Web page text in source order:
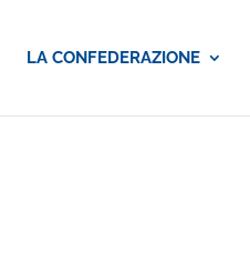
LA CONFEDERAZIONE